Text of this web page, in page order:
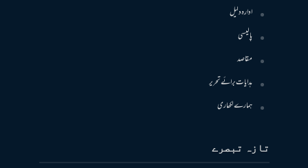
ادارہ دلیل
پالیسی
مقاصد
ہدایات برائے تحریر
ہمارے لکھاری
تازہ تبصرے